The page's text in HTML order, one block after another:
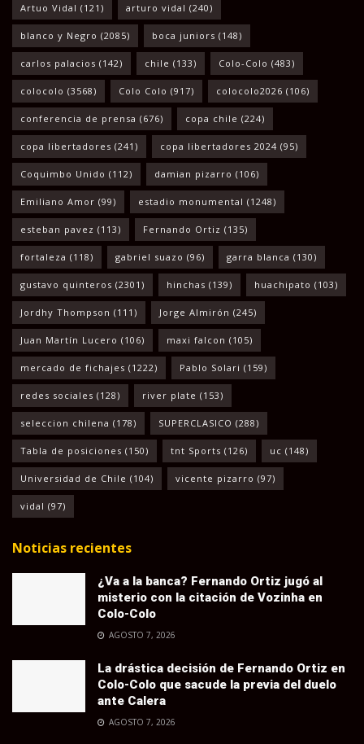
Artuo Vidal (121) arturo vidal (240)
blanco y Negro (2085) boca juniors (148)
carlos palacios (142) chile (133) Colo-Colo (483)
colocolo (3568) Colo Colo (917) colocolo2026 (106)
conferencia de prensa (676) copa chile (224)
copa libertadores (241) copa libertadores 2024 (95)
Coquimbo Unido (112) damian pizarro (106)
Emiliano Amor (99) estadio monumental (1248)
esteban pavez (113) Fernando Ortiz (135)
fortaleza (118) gabriel suazo (96) garra blanca (130)
gustavo quinteros (2301) hinchas (139) huachipato (103)
Jordhy Thompson (111) Jorge Almirón (245)
Juan Martín Lucero (106) maxi falcon (105)
mercado de fichajes (1222) Pablo Solari (159)
redes sociales (128) river plate (153)
seleccion chilena (178) SUPERCLASICO (288)
Tabla de posiciones (150) tnt Sports (126) uc (148)
Universidad de Chile (104) vicente pizarro (97)
vidal (97)
Noticias recientes
¿Va a la banca? Fernando Ortiz jugó al
misterio con la citación de Vozinha en
Colo-Colo
AGOSTO 7, 2026
La drástica decisión de Fernando Ortiz en
Colo-Colo que sacude la previa del duelo
ante Calera
AGOSTO 7, 2026